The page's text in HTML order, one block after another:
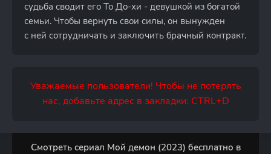
судьба сводит его То До-хи - девушкой из богатой
семьи. Чтобы вернуть свои силы, он вынужден
с ней сотрудничать и заключить брачный контракт.
Уважаемые пользователи! Чтобы не потерять
нас, добавьте адрес в закладки: CTRL+D
Смотреть сериал Мой демон (2023) бесплатно в